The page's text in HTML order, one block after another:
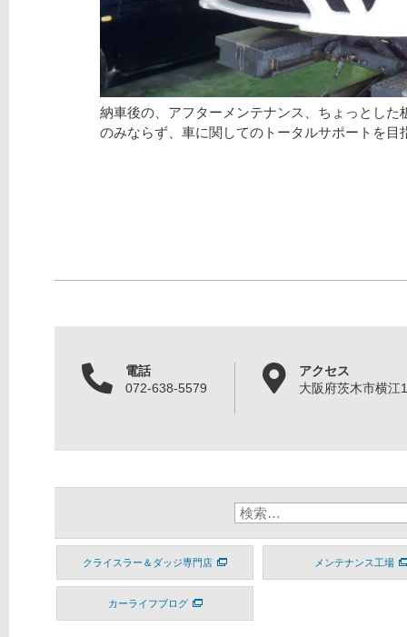
納車後の、アフターメンテナンス、ちょっとした
のみならず、車に関してのトータルサポートを目
電話
072-638-5579
アクセス
大阪府茨木市横江
クライスラー＆ダッジ専門店 メンテナンス工場
カーライフブログ